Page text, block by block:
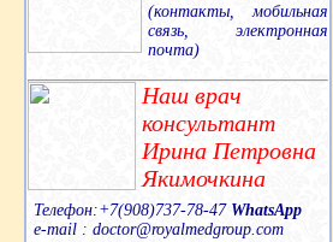
(контакты, мобильная
связь, электронная
почта)
Наш врач
консультант
Ирина Петровна
Якимочкина
Телефон:+7(908)737-78-47 WhatsApp
e-mail : doctor@royalmedgroup.com